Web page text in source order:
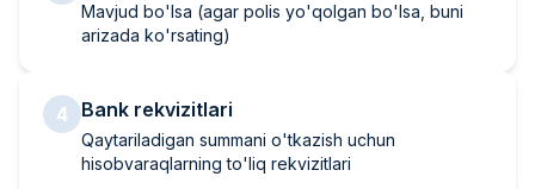
Mavjud bo'lsa (agar polis yo'qolgan bo'lsa, buni
arizada ko'rsating)
4 Bank rekvizitlari
Qaytariladigan summani o'tkazish uchun
hisobvaraqlarning to'liq rekvizitlari